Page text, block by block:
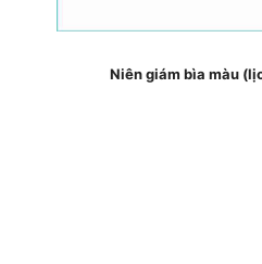
Niên giám bìa màu